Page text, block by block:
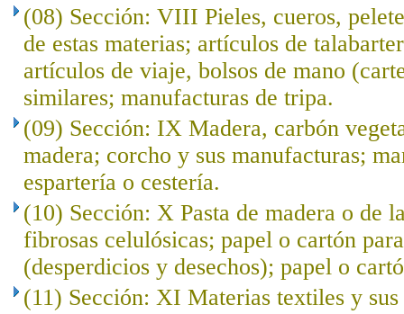
(08) Sección: VIII Pieles, cueros,
de estas materias; artículos de
artículos de viaje, bolsos de mano
similares; manufacturas de tripa.
(09) Sección: IX Madera, carbón
madera; corcho y sus manufacturas;
espartería o cestería.
(10) Sección: X Pasta de madera o de
fibrosas celulósicas; papel o cartón
(desperdicios y desechos); papel o
(11) Sección: XI Materias textiles y sus